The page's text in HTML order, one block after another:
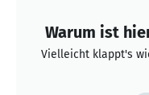
Warum ist
Vielleicht klappt's